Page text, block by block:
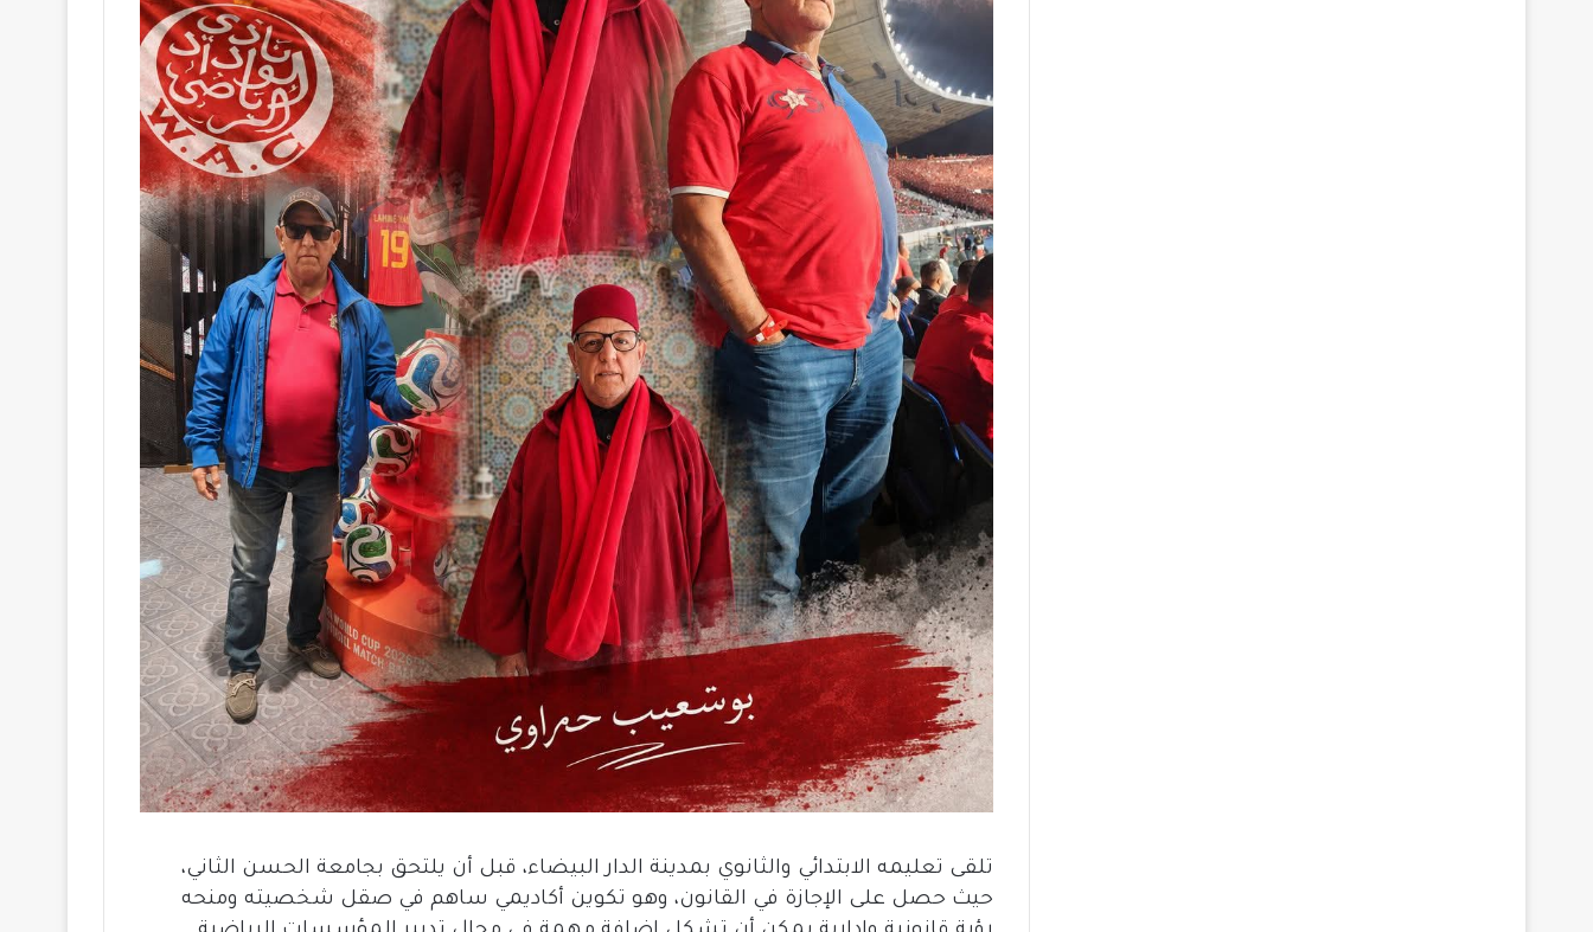
تلقى تعليمه الابتدائي والثانوي بمدينة الدار البيضاء، قبل أن يلتحق بجامعة الحسن الثاني،
حيث حصل على الإجازة في القانون، وهو تكوين أكاديمي ساهم في صقل شخصيته ومنحه